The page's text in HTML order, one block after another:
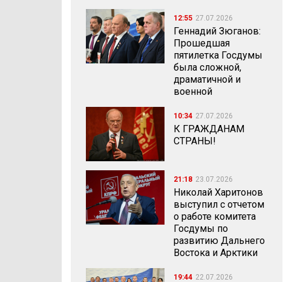
12:55 27.07.2026
Геннадий Зюганов:
Прошедшая
пятилетка Госдумы
была сложной,
драматичной и
военной
10:34 27.07.2026
К ГРАЖДАНАМ
СТРАНЫ!
21:18 23.07.2026
Николай Харитонов
выступил с отчетом
о работе комитета
Госдумы по
развитию Дальнего
Востока и Арктики
19:44 22.07.2026